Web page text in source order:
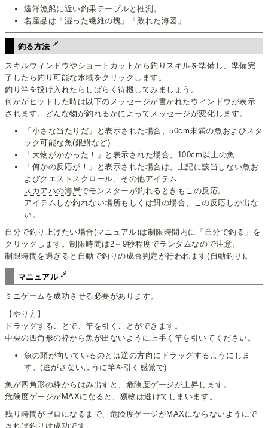
遠洋漁船に近い釣果テーブルと推測。
名産品は「湿った繊維の塊」「敗れた海図」
釣る方法
スキルウィンドウやショートカットから釣りスキルを準備し、準備完
了したら釣り可能な水域をクリックします。
釣り竿を投げ入れたらしばらく待機してみましょう。
何かがヒットした時は以下のメッセージが書かれたウィンドウが表示
されます。どんな物が釣れるかによってメッセージが変化します。
「小さな当たりだ」と表示された場合、50cm未満の魚およびスタ
ック可能な魚(銀鮒など)
「大物がかかった！」と表示された場合、100cm以上の魚
「何かの反応が！」と表示された場合は、上記に該当しない魚お
よびクエストスクロール、その他アイテム
スカアハの海岸でモンスターが釣れるときもこの反応。
アイテムしか釣れない場所もしくは餌の場合、この反応しか出な
い。
自分で釣り上げたい場合(マニュアル)は制限時間内に「自分で釣る」を
クリックします。制限時間は2～9秒程度でランダムなので注意。
制限時間を過ぎると自動で釣りの成否判定が行われます(自動釣り)。
マニュアル
ミニゲームを成功させる必要があります。
【やり方】
ドラッグすることで、竿を引くことができます。
中央の四角形の枠から魚が出ないように上手く竿を引いてください。
魚の頭が向いているのとは逆の方向にドラッグするようにしま
す。(逃がさないように竿を引く感覚で)
魚が四角形の枠からはみ出すと、危険度ゲージが上昇します。
危険度ゲージがMAXになると、獲物は逃げてしまいます。
残り時間がゼロになるまで、危険度ゲージがMAXにならないようにで
きれば釣りは成功です。